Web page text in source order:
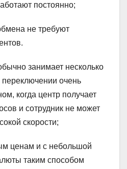
постоянно;
не требуют
занимает несколько
очень
когда центр получает
и сотрудник не может
скорости;
ценам и с небольшой
таким способом